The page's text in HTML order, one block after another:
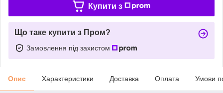
Купити з
Що таке купити з Пром?
Замовлення під захистом
Опис Характеристики Доставка Оплата Умови